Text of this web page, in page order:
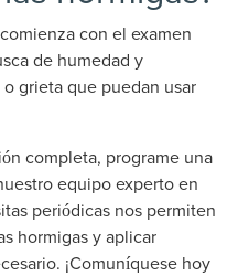
con el examen
de humedad y
grieta que puedan usar
completa, programe una
equipo experto en
periódicas nos permiten
hormigas y aplicar
¡Comuníquese hoy